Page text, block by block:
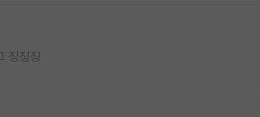
징징징